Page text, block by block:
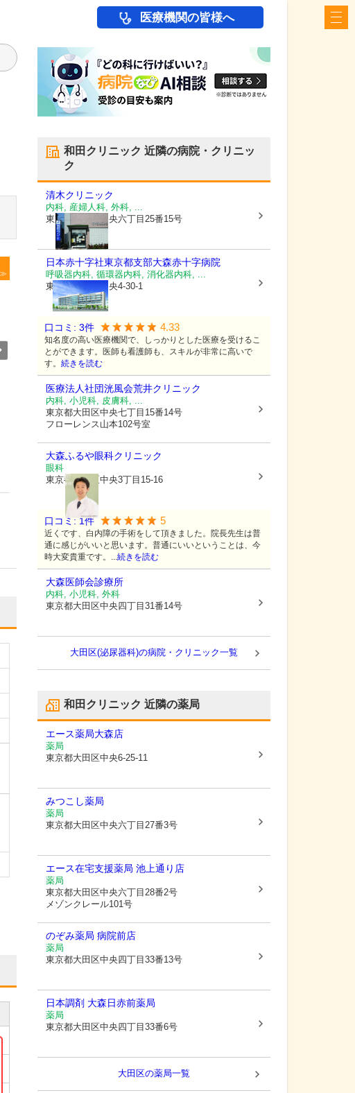
医療機関の皆様へ
和田クリニック 近隣の病院・クリニッ
ク
清木クリニック
内科, 産婦人科, 外科, ...
東京都大田区
中央六丁目25番15号
日本赤十字社東京都支部大森赤十字病院
呼吸器内科, 循環器内科, 消化器内科, ...
東京都大田区中央4-30-1
口コミ: 3件 4.33
知名度の高い医療機関で、しっかりとした医療を受けるこ
とができます。医師も看護師も、スキルが非常に高いで
す。 続きを読む
医療法人社団洸風会荒井クリニック
内科, 小児科, 皮膚科, ...
東京都大田区中央七丁目15番14号
フローレンス山本102号室
大森ふるや眼科クリニック
眼科
東京都大田区中央3丁目15-16
口コミ: 1件 5
近くです、白内障の手術をして頂きました。院長先生は普
通に感じがいいと思います。普通にいいということは、今
時大変貴重です。...続きを読む
大森医師会診療所
内科, 小児科, 外科
東京都大田区中央四丁目31番14号
大田区(泌尿器科)の病院・クリニック一覧
和田クリニック 近隣の薬局
エース薬局大森店
薬局
東京都大田区中央6-25-11
みつこし薬局
薬局
東京都大田区中央六丁目27番3号
エース在宅支援薬局 池上通り店
薬局
東京都大田区中央六丁目28番2号
メゾンクレール101号
のぞみ薬局 病院前店
薬局
東京都大田区中央四丁目33番13号
日本調剤 大森日赤前薬局
薬局
東京都大田区中央四丁目33番6号
大田区の薬局一覧